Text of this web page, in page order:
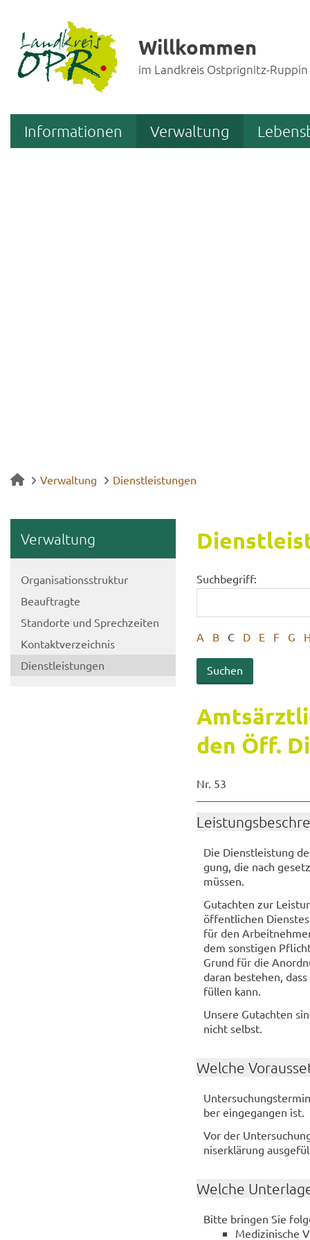
Willkommen
im Landkreis Ostprignitz-Ruppin
Informationen Verwaltung
Verwaltung Dienstleistungen
Ver­wal­tung
Or­ga­ni­sa­ti­ons­struk­tur
Be­auf­trag­te
Stand­or­te und Sprech­zei­ten
Kon­takt­ver­zeich­nis
Dienst­leis­tun­gen
Suchbegriff:
A B C D E F G
den Öff.
Nr. 53
Die Dienst­leis­tung
gung, die nach
müs­sen.
Gut­ach­ten zur
öf­fent­li­chen
für den
dem sons­ti­gen
Grund für die
daran be­stehen,
fül­len kann.
Un­se­re Gut­ach­ten
nicht selbst.
Wel­che
ber ein­ge­gan­gen ist.
Vor der
nis­er­klä­rung
Wel­che
Bitte brin­gen Sie
Me­di­zi­ni­sche